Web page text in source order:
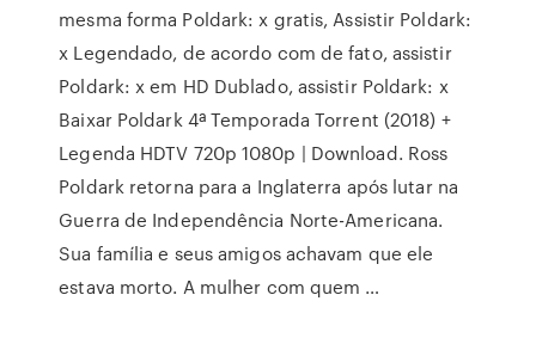
mesma forma Poldark: x gratis, Assistir Poldark:
x Legendado, de acordo com de fato, assistir
Poldark: x em HD Dublado, assistir Poldark: x
Baixar Poldark 4ª Temporada Torrent (2018) +
Legenda HDTV 720p 1080p | Download. Ross
Poldark retorna para a Inglaterra após lutar na
Guerra de Independência Norte-Americana.
Sua família e seus amigos achavam que ele
estava morto. A mulher com quem …